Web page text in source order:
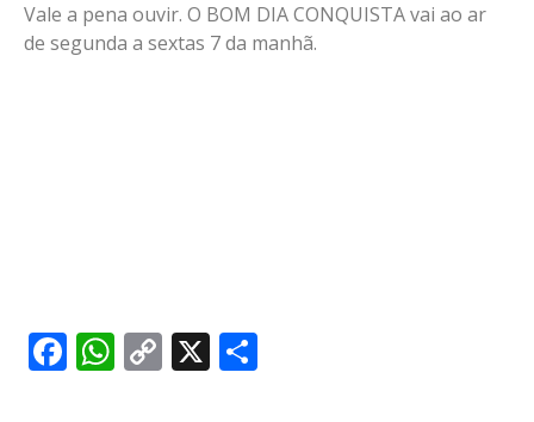
Vale a pena ouvir. O BOM DIA CONQUISTA vai ao ar
de segunda a sextas 7 da manhã.
Facebook
WhatsApp
Copy
X